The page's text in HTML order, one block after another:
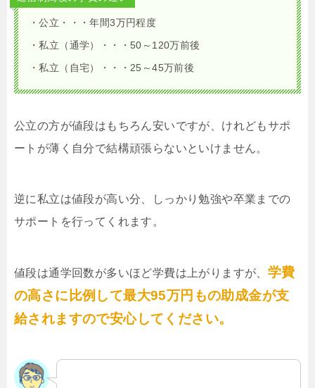
・公立・・・年間3万円程度
・私立（通学）・・・50～120万前後
・私立（自宅）・・・25～45万前後
公立の方が値段はもちろん安いですが、けれどもサポ
ートが薄く自分で結構頑張らないといけません。
逆に私立は値段が高い分、しっかり勉強や卒業までの
サポートを行ってくれます。
値段は通学回数が多いほど学費は上がりますが、 学費
の高さに比例して最大95万円もの助成金が支
給されますので安心してください。